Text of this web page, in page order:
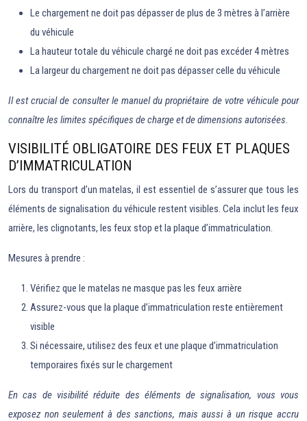
Le chargement ne doit pas dépasser de plus de 3 mètres à l’arrière
du véhicule
La hauteur totale du véhicule chargé ne doit pas excéder 4 mètres
La largeur du chargement ne doit pas dépasser celle du véhicule
Il est crucial de consulter le manuel du propriétaire de votre véhicule pour
connaître les limites spécifiques de charge et de dimensions autorisées.
VISIBILITÉ OBLIGATOIRE DES FEUX ET PLAQUES
D’IMMATRICULATION
Lors du transport d’un matelas, il est essentiel de s’assurer que tous les
éléments de signalisation du véhicule restent visibles. Cela inclut les feux
arrière, les clignotants, les feux stop et la plaque d’immatriculation.
Mesures à prendre :
Vérifiez que le matelas ne masque pas les feux arrière
Assurez-vous que la plaque d’immatriculation reste entièrement
visible
Si nécessaire, utilisez des feux et une plaque d’immatriculation
temporaires fixés sur le chargement
En cas de visibilité réduite des éléments de signalisation, vous vous
exposez non seulement à des sanctions, mais aussi à un risque accru